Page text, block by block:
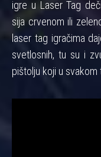
igre u Laser Tag
sija crvenom ili
laser tag igračima
svetlosnih, tu su i
pištolju koji u svakom